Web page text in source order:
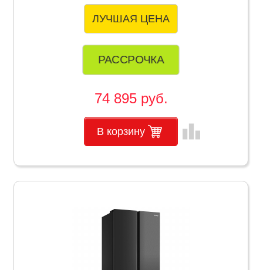
ЛУЧШАЯ ЦЕНА
РАССРОЧКА
74 895 руб.
В корзину leaderboard